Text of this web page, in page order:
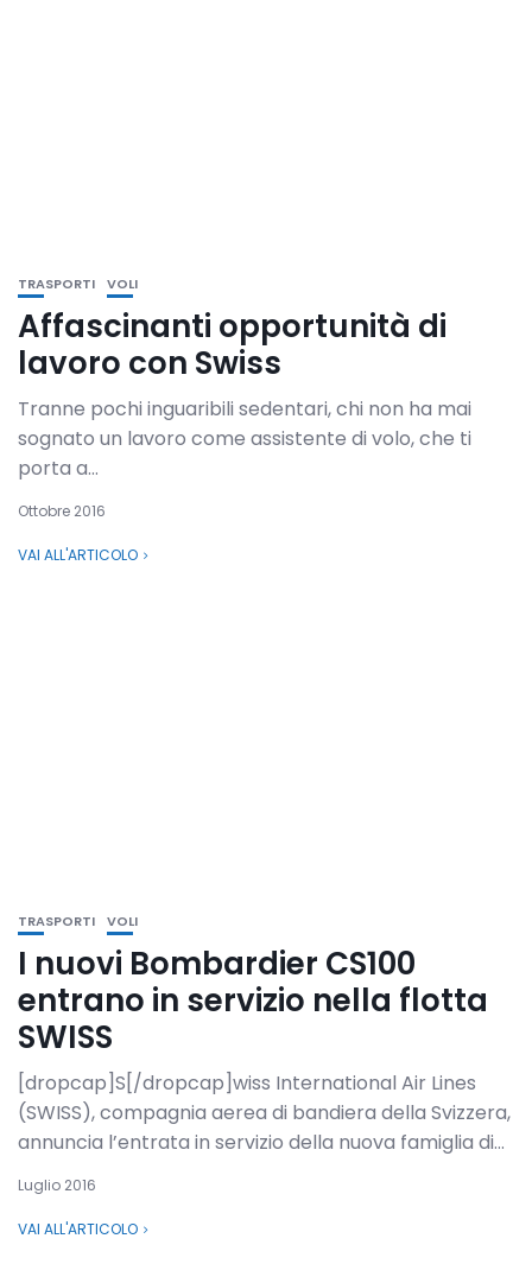
TRASPORTI VOLI
Affascinanti opportunità di
lavoro con Swiss
Tranne pochi inguaribili sedentari, chi non ha mai
sognato un lavoro come assistente di volo, che ti
porta a...
Ottobre 2016
VAI ALL'ARTICOLO
TRASPORTI VOLI
I nuovi Bombardier CS100
entrano in servizio nella flotta
SWISS
[dropcap]S[/dropcap]wiss International Air Lines
(SWISS), compagnia aerea di bandiera della Svizzera,
annuncia l’entrata in servizio della nuova famiglia di...
Luglio 2016
VAI ALL'ARTICOLO